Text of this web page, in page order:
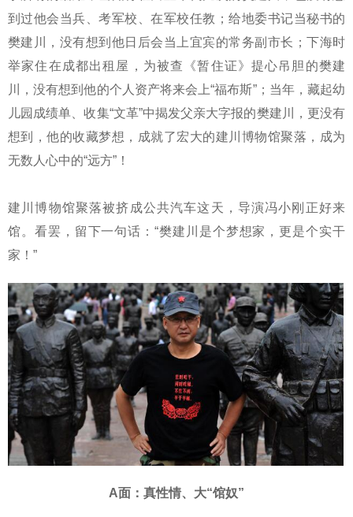
到过他会当兵、考军校、在军校任教；给地委书记当秘书的
樊建川，没有想到他日后会当上宜宾的常务副市长；下海时
举家住在成都出租屋，为被查《暂住证》提心吊胆的樊建
川，没有想到他的个人资产将来会上“福布斯”；当年，藏起幼
儿园成绩单、收集“文革”中揭发父亲大字报的樊建川，更没有
想到，他的收藏梦想，成就了宏大的建川博物馆聚落，成为
无数人心中的“远方”！
建川博物馆聚落被挤成公共汽车这天，导演冯小刚正好来
馆。看罢，留下一句话：“樊建川是个梦想家，更是个实干
家！”
A面：真性情、大“馆奴”